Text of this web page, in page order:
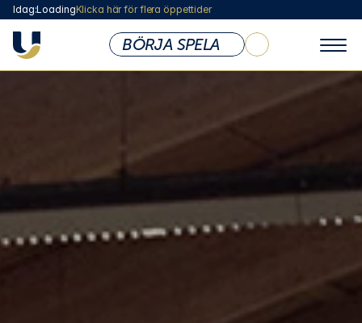
Idag:LoadingKlicka här för flera öppettider
Öppettider & Priser
Vi som Jobbar Här
Styrelse
Medlemsskap
Abonnemang
Lokaler & Anläggning
BÖRJA SPELA